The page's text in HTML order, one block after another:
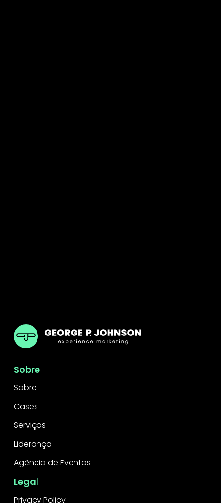
GPJ Brazil
Sobre
Sobre
Cases
Serviços
Liderança
Agência de Eventos
Legal
Privacy Policy